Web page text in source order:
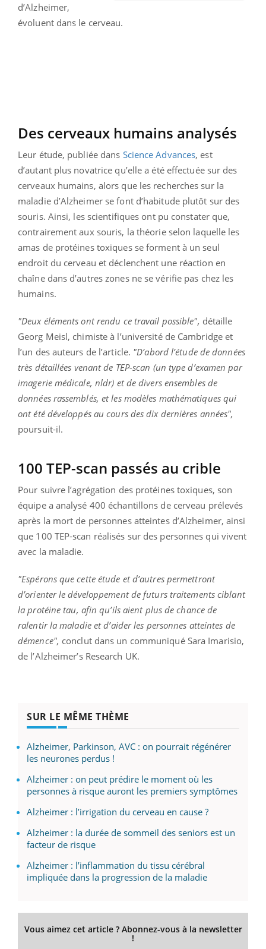
d’Alzheimer,
évoluent dans le cerveau.
Des cerveaux humains analysés
Leur étude, publiée dans Science Advances, est
d’autant plus novatrice qu’elle a été effectuée sur des
cerveaux humains, alors que les recherches sur la
maladie d’Alzheimer se font d’habitude plutôt sur des
souris. Ainsi, les scientifiques ont pu constater que,
contrairement aux souris, la théorie selon laquelle les
amas de protéines toxiques se forment à un seul
endroit du cerveau et déclenchent une réaction en
chaîne dans d’autres zones ne se vérifie pas chez les
humains.
"Deux éléments ont rendu ce travail possible", détaille
Georg Meisl, chimiste à l’université de Cambridge et
l’un des auteurs de l’article. "D’abord l’étude de données
très détaillées venant de TEP-scan (un type d’examen par
imagerie médicale, nldr) et de divers ensembles de
données rassemblés, et les modèles mathématiques qui
ont été développés au cours des dix dernières années",
poursuit-il.
100 TEP-scan passés au crible
Pour suivre l’agrégation des protéines toxiques, son
équipe a analysé 400 échantillons de cerveau prélevés
après la mort de personnes atteintes d’Alzheimer, ainsi
que 100 TEP-scan réalisés sur des personnes qui vivent
avec la maladie.
"Espérons que cette étude et d’autres permettront
d’orienter le développement de futurs traitements ciblant
la protéine tau, afin qu’ils aient plus de chance de
ralentir la maladie et d’aider les personnes atteintes de
démence", conclut dans un communiqué Sara Imarisio,
de l’Alzheimer’s Research UK.
SUR LE MÊME THÈME
Alzheimer, Parkinson, AVC : on pourrait régénérer
les neurones perdus !
Alzheimer : on peut prédire le moment où les
personnes à risque auront les premiers symptômes
Alzheimer : l’irrigation du cerveau en cause ?
Alzheimer : la durée de sommeil des seniors est un
facteur de risque
Alzheimer : l’inflammation du tissu cérébral
impliquée dans la progression de la maladie
Vous aimez cet article ? Abonnez-vous à la newsletter
!